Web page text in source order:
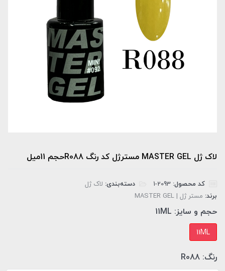
لاک ژل MASTER GEL مسترژل کد رنگ R088حجم 11میل
کد محصول: دسته‌بندی: لاک ژل
برند: مستر ژل | MASTER GEL
حجم و سایز: 11ML
11ML
رنگ: R088